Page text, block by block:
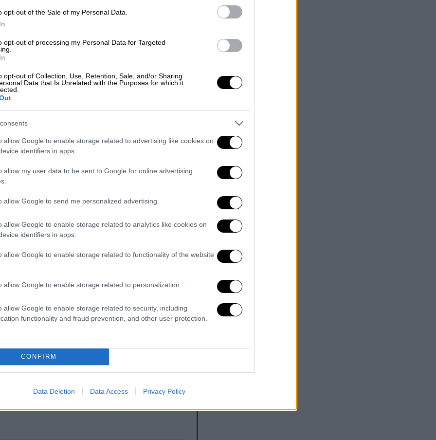
opt-out of the Sale of my Personal Data.
opt-out of processing my Personal Data for Targeted
opt-out of Collection, Use, Retention, Sale, and/or Sharing
Data that Is Unrelated with the Purposes for which it
allow Google to enable storage related to advertising like cookies on
identifiers in apps.
allow my user data to be sent to Google for online advertising
allow Google to send me personalized advertising.
allow Google to enable storage related to analytics like cookies on
identifiers in apps.
allow Google to enable storage related to functionality of the website
allow Google to enable storage related to personalization.
allow Google to enable storage related to security, including
functionality and fraud prevention, and other user protection.
CONFIRM
Data Deletion Data Access Privacy Policy
εντοπίζει περιπατητές που
που εντοπίστηκε στη Λευκάδα
ειδικούς αισθητήρες-θόλους, κεραίες
Αυτού του είδους τα μέσα,
κυρίως για στρατιωτικούς
πληροφοριών ή ακόμα και ειδικές
επιστημονικές έρευνες.
το συμβάν
Εθνικής Άμυνας αναμένεται να
αναλάβει πλέον τηδιερεύνηση της
του
τη Βασιλική είναι αν πρόκειται για
για εξοπλισμό που συμμετείχε σε
ΕΘΝΟΣ θα παρεμβαίνει και τα προσβλητικά σχόλια θα